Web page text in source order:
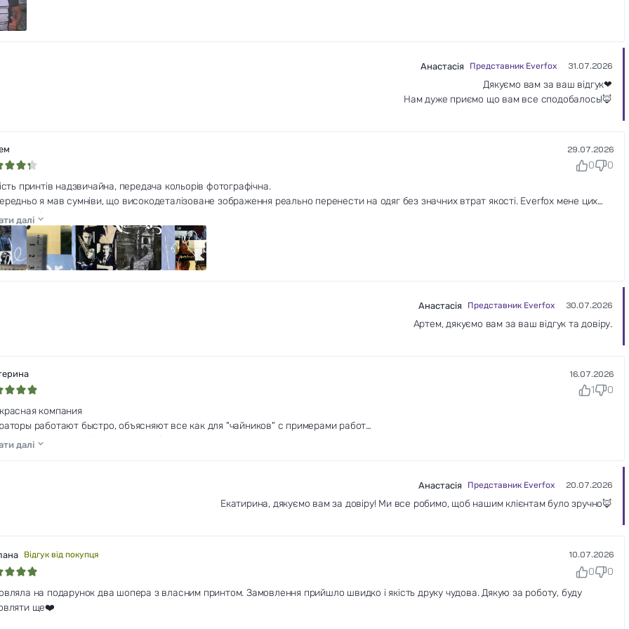
Анастасія Представник Everfox 31.07.2026
Дякуємо вам за ваш відгук❤
Нам дуже приємо що вам все сподобалось!🦊
29.07.2026
0
0
принтів надзвичайна, передача кольорів фотографічна.
я мав сумніви, що високодеталізоване зображення реально перенести на одяг без значних втрат якості. Everfox мене цих
позбавив.
деталі, і найтонші шрифти, і контури в 1(!) піксель - все відтворено бездоганно.
на тканині на 98% те, що бачив на моніторі.
далі
Анастасія Представник Everfox 30.07.2026
Артем, дякуємо вам за ваш відгук та довіру.
16.07.2026
1
0
компания
работают быстро, объясняют все как для "чайников" с примерами работ
печати достойное, цена вообще огонь
далі
Анастасія Представник Everfox 20.07.2026
Екатирина, дякуємо вам за довіру! Ми все робимо, щоб нашим клієнтам було зручно🦊
Відгук від покупця 10.07.2026
0
0
на подарунок два шопера з власним принтом. Замовлення прийшло швидко і якість друку чудова. Дякую за роботу, буду
ще❤️